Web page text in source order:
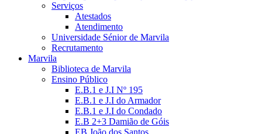
Serviços
Atestados
Atendimento
Universidade Sénior de Marvila
Recrutamento
Marvila
Biblioteca de Marvila
Ensino Público
E.B.1 e J.I Nº 195
E.B.1 e J.I do Armador
E.B.1 e J.I do Condado
E.B 2+3 Damião de Góis
EB João dos Santos